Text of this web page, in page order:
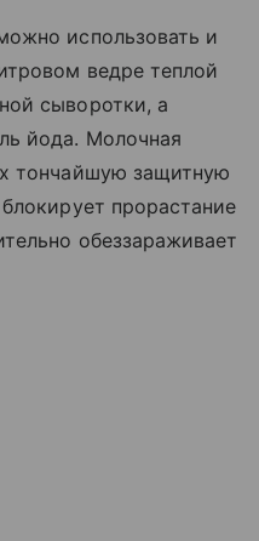
использовать и
ведре теплой
сыворотки, а
йода. Молочная
тончайшую защитную
прорастание
обеззараживает